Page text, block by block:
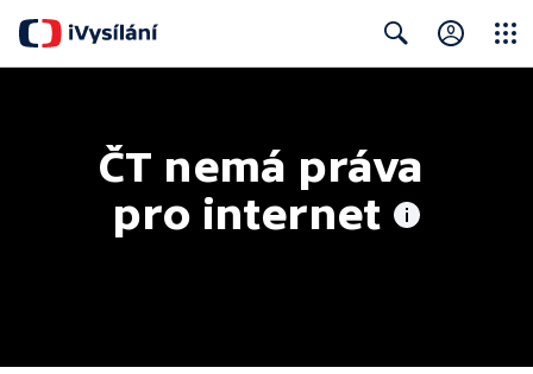
ČT nemá práva
pro internet